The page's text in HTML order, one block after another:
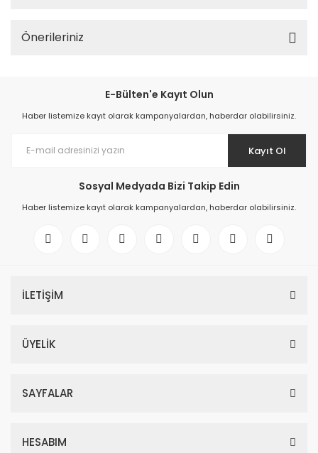
Önerileriniz
E-Bülten'e Kayıt Olun
Haber listemize kayıt olarak kampanyalardan, haberdar olabilirsiniz.
Kayıt Ol
Sosyal Medyada Bizi Takip Edin
Haber listemize kayıt olarak kampanyalardan, haberdar olabilirsiniz.
İLETİŞİM
ÜYELİK
SAYFALAR
HESABIM